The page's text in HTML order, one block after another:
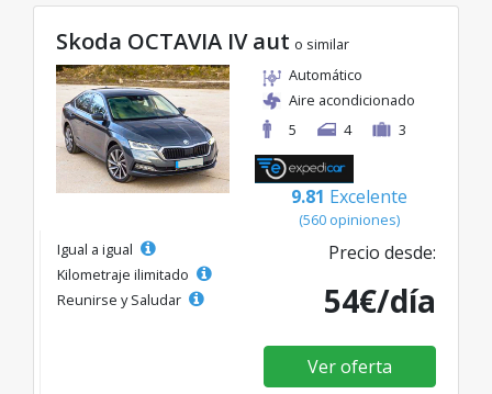
Skoda OCTAVIA IV aut o similar
Automático
Aire acondicionado
5
4 3
9.81 Excelente
(560 opiniones)
Igual a igual
Kilometraje ilimitado
Reunirse y Saludar
Precio desde:
54€/día
Ver oferta